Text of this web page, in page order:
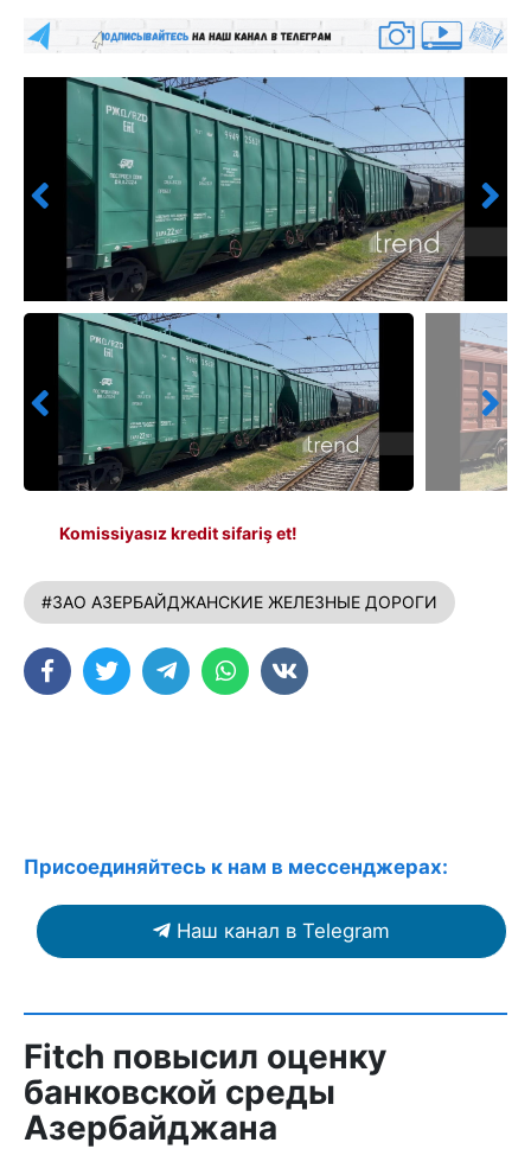
Komissiyasız kredit sifariş et!
#ЗАО АЗЕРБАЙДЖАНСКИЕ ЖЕЛЕЗНЫЕ ДОРОГИ
Присоединяйтесь к нам в мессенджерах:
Наш канал в Telegram
Fitch повысил оценку
банковской среды
Азербайджана